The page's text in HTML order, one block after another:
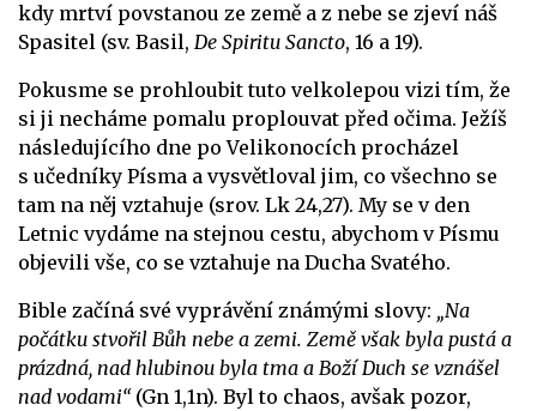
kdy mrtví povstanou ze země a z nebe se zjeví náš
Spasitel (sv. Basil, De Spiritu Sancto, 16 a 19).
Pokusme se prohloubit tuto velkolepou vizi tím, že
si ji necháme pomalu proplouvat před očima. Ježíš
následujícího dne po Velikonocích procházel
s učedníky Písma a vysvětloval jim, co všechno se
tam na něj vztahuje (srov. Lk 24,27). My se v den
Letnic vydáme na stejnou cestu, abychom v Písmu
objevili vše, co se vztahuje na Ducha Svatého.
Bible začíná své vyprávění známými slovy: „Na
počátku stvořil Bůh nebe a zemi. Země však byla pustá a
prázdná, nad hlubinou byla tma a Boží Duch se vznášel
nad vodami“(Gn 1,1n). Byl to chaos, avšak pozor,